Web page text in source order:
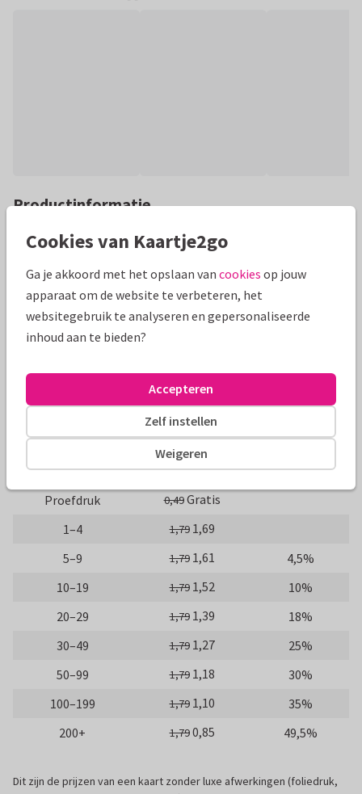
Productinformatie
Feestelijke nieuwjaars fotocollage kaart met ruimte voor 3
eigen foto's. Met rondom een kader van goudlook confetti
en tekst 'fijn nieuwjaar'
Alle kaarten zijn helemaal naar wens aan te passen
Formaten en prijzen
10 x 15 cm 15 x 21 cm 21 x 30 cm
Aantal Prijs p/s Korting
Proefdruk 0,49Gratis
1–4
1,79 1,69
5–9
1,79 1,61
4,5%
10–19
1,79 1,52
10%
20–29
1,79 1,39
18%
30–49
1,79 1,27
25%
50–99
1,79 1,18
30%
100–199
1,79 1,10
35%
200+
1,790,85 49,5%
Dit zijn de prijzen van een kaart zonder luxe afwerkingen (foliedruk,
Cookies van Kaartje2go
Ga je akkoord met het opslaan van cookies op jouw
apparaat om de website te verbeteren, het
websitegebruik te analyseren en gepersonaliseerde
inhoud aan te bieden?
Weigeren
Zelf instellen
Accepteren